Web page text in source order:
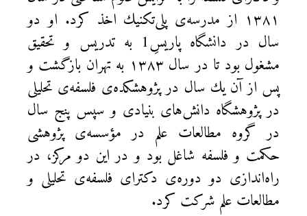
۱۳۸۱ از مدرسه‌ی پلی‌تكنیك اخذ کرد. او دو
سال در دانشگاه پاریسِ‌1 به تدریس و تحقیق
مشغول بود تا در سال ۱۳۸۳ به تهران بازگشت و
پس از آن یك سال در پژوهشكده‌ی فلسفه‌ی تحلیلی
در پژوهشگاه دانش‌های بنیادی و سپس پنج سال
در گروه مطالعات علم در مؤسسه‌ی پژوهشی
حكمت و فلسفه شاغل بود و در این دو مركز، در
راه‌اندازی دو دوره‌ی دكترای فلسفه‌ی تحلیلی و
مطالعات علم شركت كرد.